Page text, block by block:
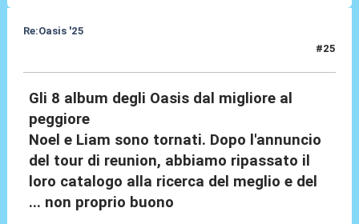
Re:Oasis '25
#25
Gli 8 album degli Oasis dal migliore al
peggiore
Noel e Liam sono tornati. Dopo l'annuncio
del tour di reunion, abbiamo ripassato il
loro catalogo alla ricerca del meglio e del
... non proprio buono